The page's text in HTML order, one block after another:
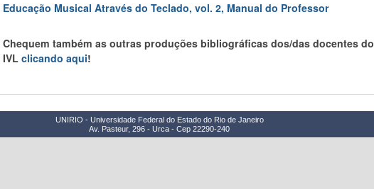
Educação Musical Através do Teclado, vol. 2, Manual do Professor
Chequem também as outras produções bibliográficas dos/das docentes do
IVL clicando aqui!
UNIRIO - Universidade Federal do Estado do Rio de Janeiro
Av. Pasteur, 296 - Urca - Cep 22290-240